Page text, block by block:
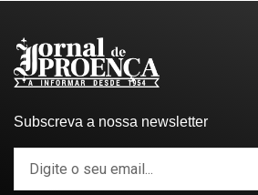
Subscreva a nossa newsletter